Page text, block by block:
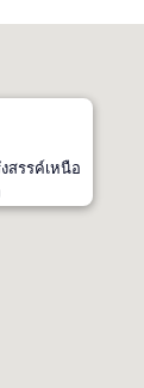
สรรค์เหนือ